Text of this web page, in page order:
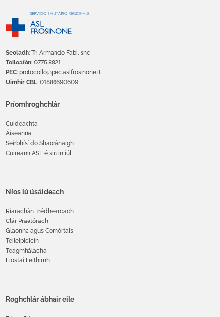
Seoladh: Trí Armando Fabi, snc
Teileafón: 0775.8821
PEC: protocollo@pec.aslfrosinone.it
Uimhir CBL: 01886690609
Príomhroghchlár
Cuideachta
Áiseanna
Seirbhísí do Shaoránaigh
Cuireann ASL é sin in iúl
Níos lú úsáideach
Riarachán Trédhearcach
Clár Praetórach
Glaonna agus Comórtais
Teileipidicín
Teagmhálacha
Liostaí Feithimh
Roghchlár ábhair eile